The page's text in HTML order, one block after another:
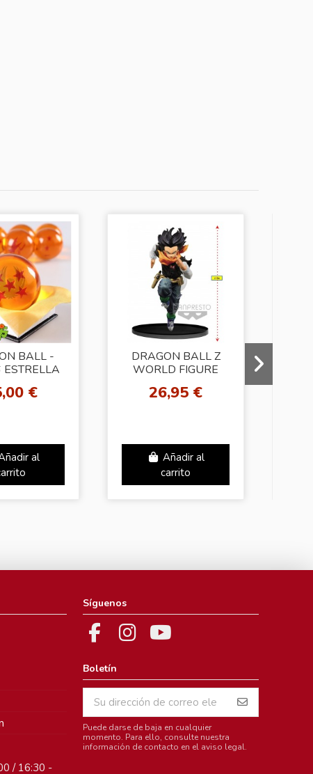
BALL -
€
al
DRAGON BALL Z
WORLD FIGURE
A-17
26,95 €
Añadir al
carrito
/ 16:30 -
Síguenos
Boletín
Puede darse de baja en cualquier
momento. Para ello, consulte nuestra
información de contacto en el aviso legal.